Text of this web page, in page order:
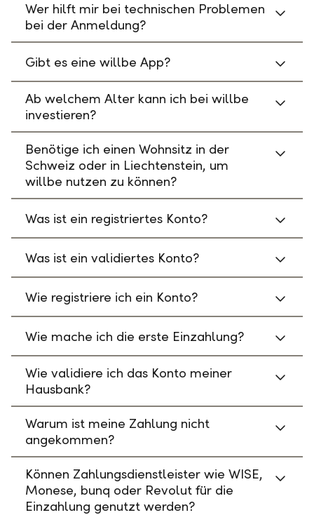
Wer hilft mir bei technischen Problemen
bei der Anmeldung?
Gibt es eine willbe App?
Ab welchem Alter kann ich bei willbe
investieren?
Benötige ich einen Wohnsitz in der
Schweiz oder in Liechtenstein, um
willbe nutzen zu können?
Was ist ein registriertes Konto?
Was ist ein validiertes Konto?
Wie registriere ich ein Konto?
Wie mache ich die erste Einzahlung?
Wie validiere ich das Konto meiner
Hausbank?
Warum ist meine Zahlung nicht
angekommen?
Können Zahlungsdienstleister wie WISE,
Monese, bunq oder Revolut für die
Einzahlung genutzt werden?